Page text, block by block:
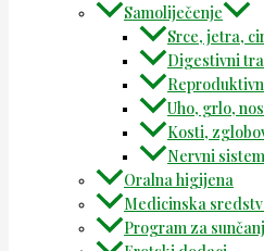
Samoliječenje
Srce, jetra,
Digestivni
Uho, grlo, nos
Kosti,
Nervni sistem
Oralna higijena
Medicinska
Program za